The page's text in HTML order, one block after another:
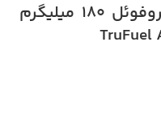
موارد مصرف آشواگاندا تروفوئل 180 میلیگرم